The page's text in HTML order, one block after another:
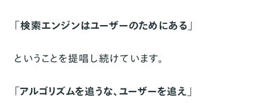
「検索エンジンはユーザーのためにある」
ということを提唱し続けています。
「アルゴリズムを追うな、ユーザーを追え」